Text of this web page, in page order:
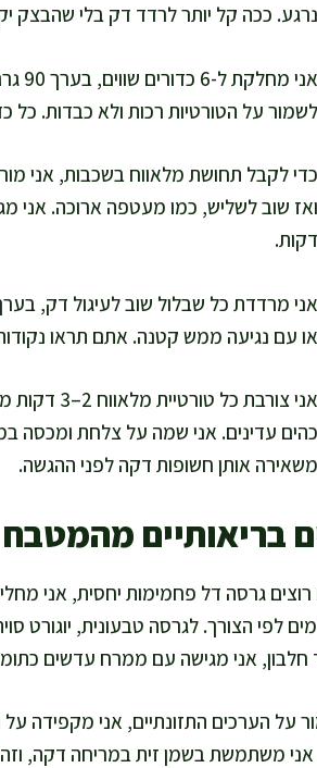
נרגע. ככה קל יותר לרדד דק בלי שהבצק
לשמור על הטורטיות רכות ולא כבדות. כל כדור
כדי לקבל תחושת מלאווח בשכבות, אני
דקות.
או עם נגיעה ממש קטנה. אתם תראו נקודות
כהים עדינים. אני שמה על צלחת ומכסה
משאירה אותן חשופות דקה לפני ההגשה.
בריאותיים מהמטבח
מים לפי הצורך. לגרסה טבעונית, יוגורט
חלבון, אני מגישה עם ממרח עדשים
על הערכים התזונתיים, אני מקפידה
אני משתמשת בשמן זית במריחה דקה,